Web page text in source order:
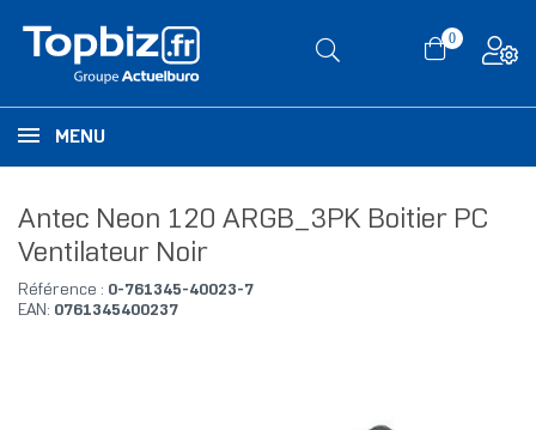
0
MENU
Antec Neon 120 ARGB_3PK Boitier PC
Ventilateur Noir
Référence : 0-761345-40023-7
EAN: 0761345400237